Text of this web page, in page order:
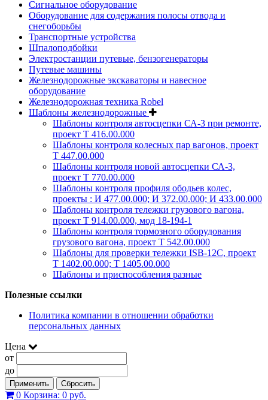
Сигнальное оборудование
Оборудование для содержания полосы отвода и
снегоборьбы
Транспортные устройства
Шпалоподбойки
Электростанции путевые, бензогенераторы
Путевые машины
Железнодорожные экскаваторы и навесное
оборудование
Железнодорожная техника Robel
Шаблоны железнодорожные
Шаблоны контроля автосцепки СА-3 при ремонте,
проект Т 416.00.000
Шаблоны контроля колесных пар вагонов, проект
Т 447.00.000
Шаблоны контроля новой автосцепки СА-3,
проект Т 770.00.000
Шаблоны контроля профиля ободьев колес,
проекты : И 477.00.000; И 372.00.000; И 433.00.000
Шаблоны контроля тележки грузового вагона,
проект Т 914.00.000, мод 18-194-1
Шаблоны контроля тормозного оборудования
грузового вагона, проект Т 542.00.000
Шаблоны для проверки тележки ISB-12C, проект
Т 1402.00.000; Т 1405.00.000
Шаблоны и приспособления разные
Полезные ссылки
Политика компании в отношении обработки
персональных данных
Цена
от
до
Применить Сбросить
0 Корзина: 0 руб.